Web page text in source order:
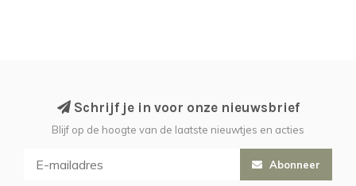
Schrijf je in voor onze nieuwsbrief
Blijf op de hoogte van de laatste nieuwtjes en acties
Abonneer